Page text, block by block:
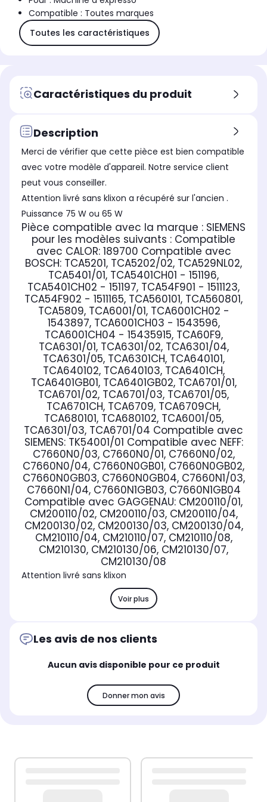
Compatible : Toutes marques
Toutes les caractéristiques
Caractéristiques du produit
Description
Merci de vérifier que cette pièce est bien compatible
avec votre modèle d'appareil. Notre service client
peut vous conseiller.
Attention livré sans klixon a récupéré sur l'ancien .
Puissance 75 W ou 65 W
Pièce compatible avec la marque : SIEMENS
pour les modèles suivants : Compatible
avec CALOR: 189700
BOSCH: TCA5201, TCA5202/02, TCA529NL02,
TCA5401/01, TCA5401CH01 - 151196,
TCA5401CH02 - 151197, TCA54F901 - 1511123,
TCA54F902 - 1511165, TCA560101, TCA560801,
TCA5809, TCA6001/01, TCA6001CH02 -
1543897, TCA6001CH03 - 1543596,
TCA6001CH04 - 15435915, TCA60F9,
TCA6301/01, TCA6301/02, TCA6301/04,
TCA6301/05, TCA6301CH, TCA640101,
TCA640102, TCA640103, TCA6401CH,
TCA6401GB01, TCA6401GB02, TCA6701/01,
TCA6701/02, TCA6701/03, TCA6701/05,
TCA6701CH, TCA6709, TCA6709CH,
TCA680101, TCA680102, TCA6001/05,
TCA6301/03, TCA6701/04
SIEMENS: TK54001/01 Compatible avec NEFF:
C7660N0/03, C7660N0/01, C7660N0/02,
C7660N0/04, C7660N0GB01, C7660N0GB02,
C7660N0GB03, C7660N0GB04, C7660N1/03,
C7660N1/04, C7660N1GB03, C7660N1GB04
Compatible avec GAGGENAU: CM200110/01,
CM200110/02, CM200110/03, CM200110/04,
CM200130/02, CM200130/03, CM200130/04,
CM210110/04, CM210110/07, CM210110/08,
CM210130, CM210130/06, CM210130/07,
CM210130/08
Attention livré sans klixon
Voir plus
Les avis de nos clients
Aucun avis disponible pour ce produit
Donner mon avis